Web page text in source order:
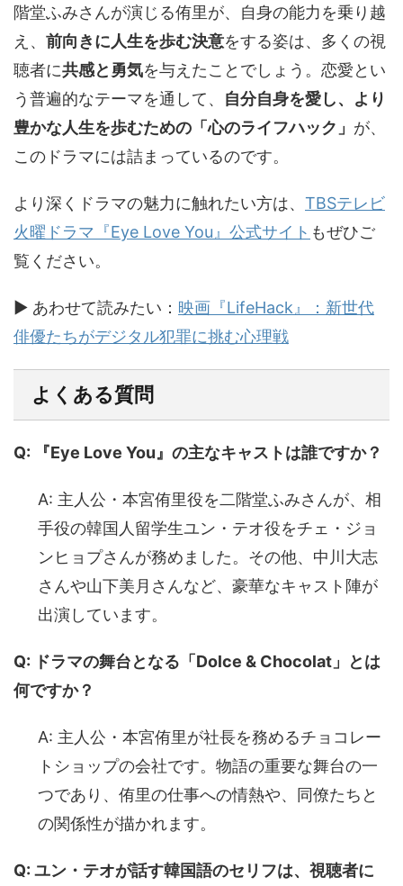
階堂ふみさんが演じる侑里が、自身の能力を乗り越
え、 前向きに人生を歩む決意をする姿は、多くの視
聴者に共感と勇気を与えたことでしょう。恋愛とい
う普遍的なテーマを通して、 自分自身を愛し、より
豊かな人生を歩むための「心のライフハック」 が、
このドラマには詰まっているのです。
より深くドラマの魅力に触れたい方は、 TBSテレビ
火曜ドラマ『Eye Love You』公式サイト もぜひご
覧ください。
▶ あわせて読みたい： 映画『LifeHack』：新世代
俳優たちがデジタル犯罪に挑む心理戦
よくある質問
Q: 『Eye Love You』の主なキャストは誰ですか？
A: 主人公・本宮侑里役を二階堂ふみさんが、相
手役の韓国人留学生ユン・テオ役をチェ・ジョ
ンヒョプさんが務めました。その他、中川大志
さんや山下美月さんなど、豪華なキャスト陣が
出演しています。
Q: ドラマの舞台となる「Dolce & Chocolat」とは
何ですか？
A: 主人公・本宮侑里が社長を務めるチョコレー
トショップの会社です。物語の重要な舞台の一
つであり、侑里の仕事への情熱や、同僚たちと
の関係性が描かれます。
Q: ユン・テオが話す韓国語のセリフは、視聴者に